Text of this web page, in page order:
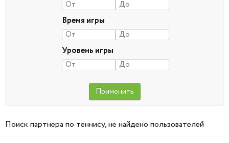
Время игры
Уровень игры
Поиск партнера по теннису, не найдено пользователей